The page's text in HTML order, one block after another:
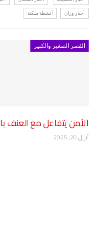
أخبار وزان أنشطة ملكية
القصر الصغير والكبير
الأمن يتفاعل مع العنف
أبريل 20, 2025